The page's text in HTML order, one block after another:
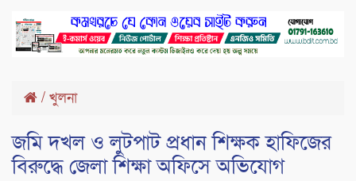
/ খুলনা
জমি দখল ও লুটপাট প্রধান শিক্ষক হাফিজের
বিরুদ্ধে জেলা শিক্ষা অফিসে অভিযোগ